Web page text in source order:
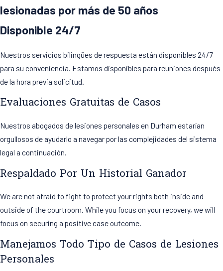
lesionadas por más de 50 años
Disponible 24/7
Nuestros servicios bilingües de respuesta están disponibles 24/7
para su conveniencia. Estamos disponibles para reuniones después
de la hora previa solicitud.
Evaluaciones Gratuitas de Casos
Nuestros abogados de lesiones personales en Durham estarían
orgullosos de ayudarlo a navegar por las complejidades del sistema
legal a continuación.
Respaldado Por Un Historial Ganador
We are not afraid to fight to protect your rights both inside and
outside of the courtroom. While you focus on your recovery, we will
focus on securing a positive case outcome.
Manejamos Todo Tipo de Casos de Lesiones
Personales